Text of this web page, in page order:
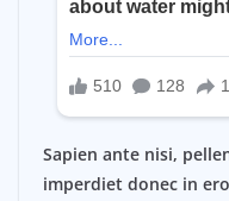
Sapien ante nisi,
imperdiet donec in